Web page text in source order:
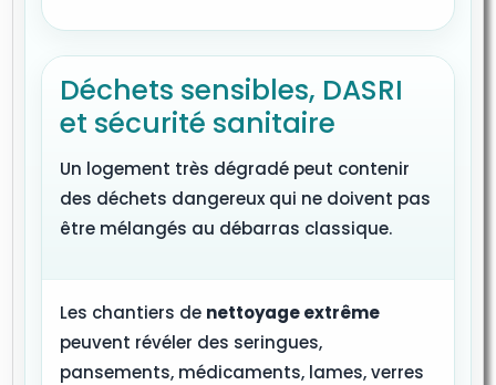
Déchets sensibles, DASRI
et sécurité sanitaire
Un logement très dégradé peut contenir
des déchets dangereux qui ne doivent pas
être mélangés au débarras classique.
Les chantiers de nettoyage extrême
peuvent révéler des seringues,
pansements, médicaments, lames, verres